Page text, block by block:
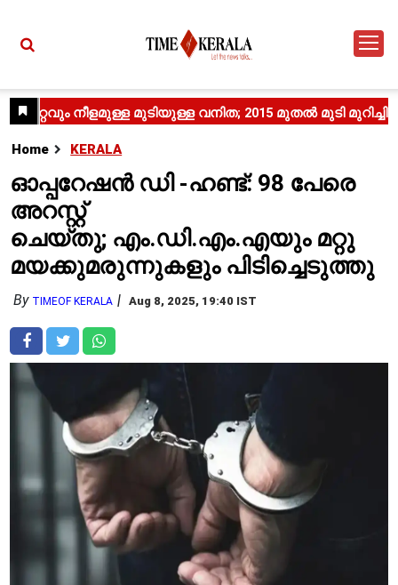
Home KERALA
ഓപ്പറേഷന്‍ ഡി -ഹണ്ട്: 98 പേരെ
അറസ്റ്റ്
ചെയ്തു; എം.ഡി.എം.എയും മറ്റു
മയക്കുമരുന്നുകളും പിടിച്ചെടുത്തു
By TIMEOF KERALA Aug 8, 2025, 19:40 IST